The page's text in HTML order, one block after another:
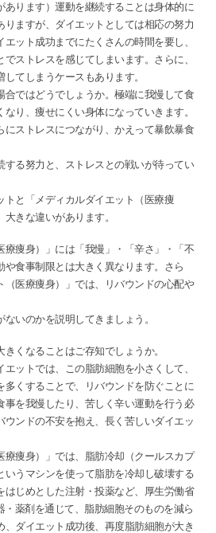
ります）運動を継続することは身体的に
りますが、ダイエットとしては相応の努力
ット成功までにたくさんの時間を要し、
ストレスを感じてしまいます。さらに、
てしまうケースもあります。
合ではどうでしょうか。極端に我慢して食
り、痩せにくい身体になっていきます。
にストレスにつながり、かえって暴飲暴食
する努力と、ストレスとの戦いが待ってい
トと「メディカルダイエット（医療痩
きな違いがあります。
療痩身）」には「我慢」・「辛さ」・「不
食事制限とは大きく異なります。さら
（医療痩身）」では、リバウンドの心配や
いのかを説明してきましょう。
くなることはご存知でしょうか。
ットでは、この脂肪細胞を小さくして、
多くすることで、リバウンドを防ぐことに
事を我慢したり、苦しく辛い運動を行う必
ウンドの不安を抱え、長く苦しいダイエッ
療痩身）」では、脂肪冷却（クールスカプ
いうマシンを使って脂肪を冷却し破壊する
はじめとした注射・投薬など、厚生労働省
薬剤を通じて、脂肪細胞そのものを減ら
ダイエット成功後、再度脂肪細胞が大き